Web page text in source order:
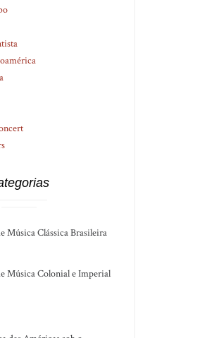
Música Clássica Brasileira
Música Colonial e Imperial